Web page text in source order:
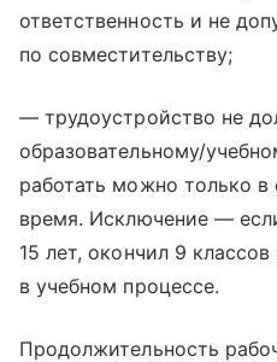
ответственность и не
по совместительству;
— трудоустройство не
образовательному/
работать можно только в
время. Исключение —
15 лет, окончил 9
в учебном процессе.
Продолжительность